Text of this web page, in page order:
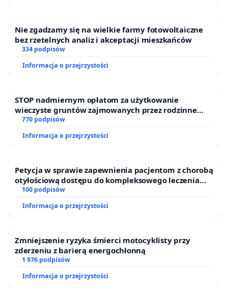
Nie zgadzamy się na wielkie farmy fotowoltaiczne
bez rzetelnych analiz i akceptacji mieszkańców
334 podpisów
Informacja o przejrzystości
STOP nadmiernym opłatom za użytkowanie
wieczyste gruntów zajmowanych przez rodzinne
ogrody działkowe.
770 podpisów
Informacja o przejrzystości
Petycja w sprawie zapewnienia pacjentom z chorobą
otyłościową dostępu do kompleksowego leczenia
oraz programów profilaktycznych.
100 podpisów
Informacja o przejrzystości
Zmniejszenie ryzyka śmierci motocyklisty przy
zderzeniu z barierą energochłonną
1 976 podpisów
Informacja o przejrzystości